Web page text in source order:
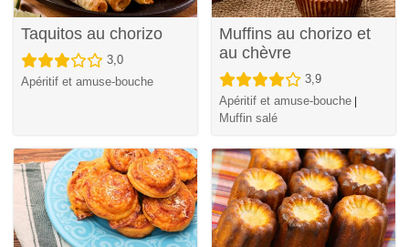
Taquitos au chorizo
3,0
Apéritif et amuse-bouche
Muffins au chorizo et
au chèvre
3,9
Apéritif et amuse-bouche
Muffin salé